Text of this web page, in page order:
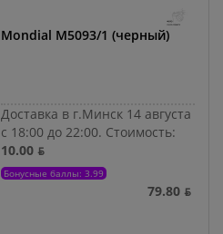
Mondial M5093/1 (черный)
Доставка в г.Минск 14 августа
с 18:00 до 22:00. Стоимость:
10.00 ƃ
Бонусные баллы: 3.99
79.80 ƃ